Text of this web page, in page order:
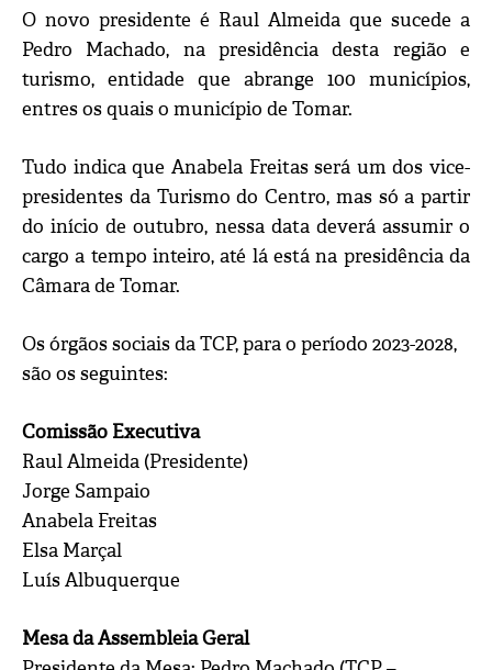
O novo presidente é Raul Almeida que sucede a
Pedro Machado, na presidência desta região e
turismo, entidade que abrange 100 municípios,
entres os quais o município de Tomar.
Tudo indica que Anabela Freitas será um dos vice-
presidentes da Turismo do Centro, mas só a partir
do início de outubro, nessa data deverá assumir o
cargo a tempo inteiro, até lá está na presidência da
Câmara de Tomar.
Os órgãos sociais da TCP, para o período 2023-2028,
são os seguintes:
Comissão Executiva
Raul Almeida (Presidente)
Jorge Sampaio
Anabela Freitas
Elsa Marçal
Luís Albuquerque
Mesa da Assembleia Geral